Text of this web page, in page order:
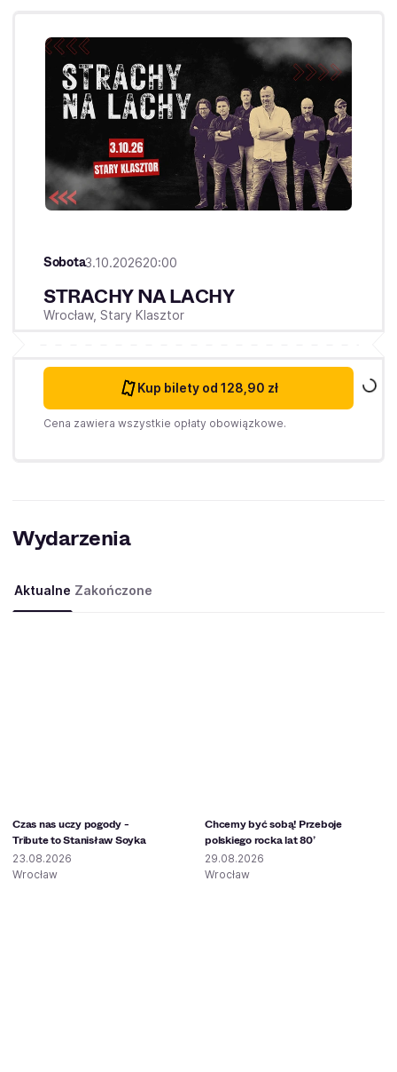
Sobota3.10.202620:00
STRACHY NA LACHY
Wrocław, Stary Klasztor
Kup bilety od 128,90 zł
Cena zawiera wszystkie opłaty obowiązkowe.
Wydarzenia
Aktualne Zakończone
Czas nas uczy pogody -
Tribute to Stanisław Soyka
23.08.2026
Wrocław
Chcemy być sobą! Przeboje
polskiego rocka lat 80’
29.08.2026
Wrocław